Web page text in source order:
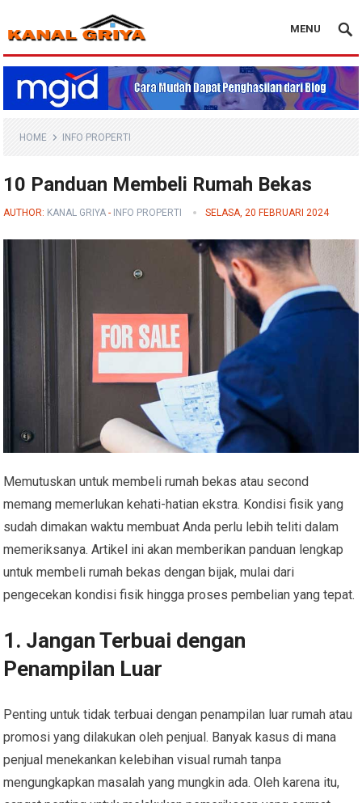
Blog Kanal Griya
MENU
HOME INFO PROPERTI
10 Panduan Membeli Rumah Bekas
AUTHOR: KANAL GRIYA - INFO PROPERTI SELASA, 20 FEBRUARI 2024
Memutuskan untuk membeli rumah bekas atau second
memang memerlukan kehati-hatian ekstra. Kondisi fisik yang
sudah dimakan waktu membuat Anda perlu lebih teliti dalam
memeriksanya. Artikel ini akan memberikan panduan lengkap
untuk membeli rumah bekas dengan bijak, mulai dari
pengecekan kondisi fisik hingga proses pembelian yang tepat.
1. Jangan Terbuai dengan
Penampilan Luar
Penting untuk tidak terbuai dengan penampilan luar rumah atau
promosi yang dilakukan oleh penjual. Banyak kasus di mana
penjual menekankan kelebihan visual rumah tanpa
mengungkapkan masalah yang mungkin ada. Oleh karena itu,